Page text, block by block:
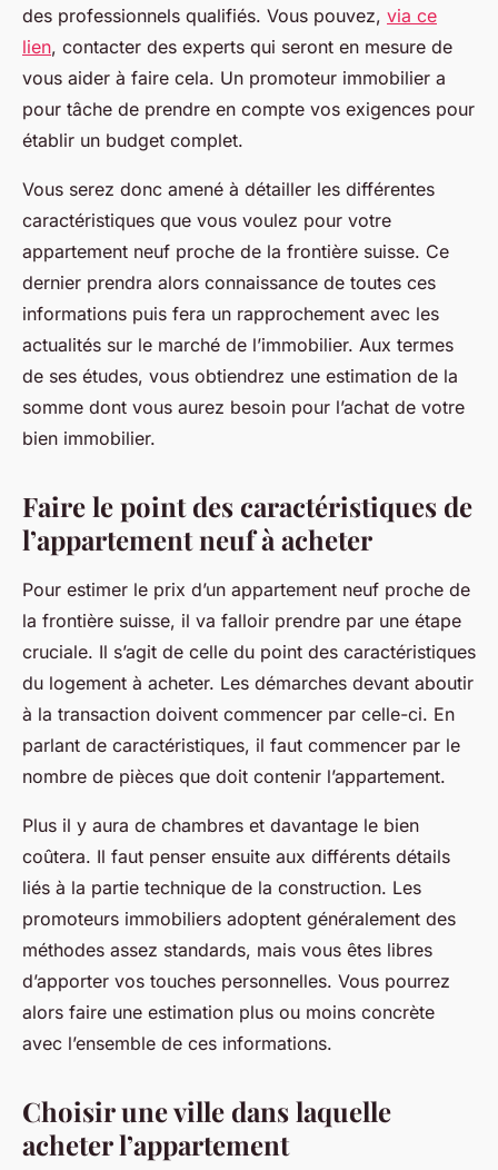
des professionnels qualifiés. Vous pouvez, via ce
lien, contacter des experts qui seront en mesure de
vous aider à faire cela. Un promoteur immobilier a
pour tâche de prendre en compte vos exigences pour
établir un budget complet.
Vous serez donc amené à détailler les différentes
caractéristiques que vous voulez pour votre
appartement neuf proche de la frontière suisse. Ce
dernier prendra alors connaissance de toutes ces
informations puis fera un rapprochement avec les
actualités sur le marché de l’immobilier. Aux termes
de ses études, vous obtiendrez une estimation de la
somme dont vous aurez besoin pour l’achat de votre
bien immobilier.
Faire le point des caractéristiques de
l’appartement neuf à acheter
Pour estimer le prix d’un appartement neuf proche de
la frontière suisse, il va falloir prendre par une étape
cruciale. Il s’agit de celle du point des caractéristiques
du logement à acheter. Les démarches devant aboutir
à la transaction doivent commencer par celle-ci. En
parlant de caractéristiques, il faut commencer par le
nombre de pièces que doit contenir l’appartement.
Plus il y aura de chambres et davantage le bien
coûtera. Il faut penser ensuite aux différents détails
liés à la partie technique de la construction. Les
promoteurs immobiliers adoptent généralement des
méthodes assez standards, mais vous êtes libres
d’apporter vos touches personnelles. Vous pourrez
alors faire une estimation plus ou moins concrète
avec l’ensemble de ces informations.
Choisir une ville dans laquelle
acheter l’appartement